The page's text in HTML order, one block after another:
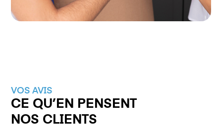
VOS AVIS
CE QU’EN PENSENT
NOS CLIENTS